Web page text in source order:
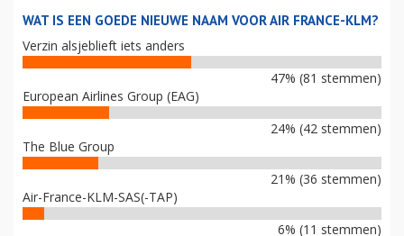
WAT IS EEN GOEDE NIEUWE NAAM VOOR AIR FRANCE-KLM?
Verzin alsjeblieft iets anders
47% (81 stemmen)
European Airlines Group (EAG)
24% (42 stemmen)
The Blue Group
21% (36 stemmen)
Air-France-KLM-SAS(-TAP)
6% (11 stemmen)